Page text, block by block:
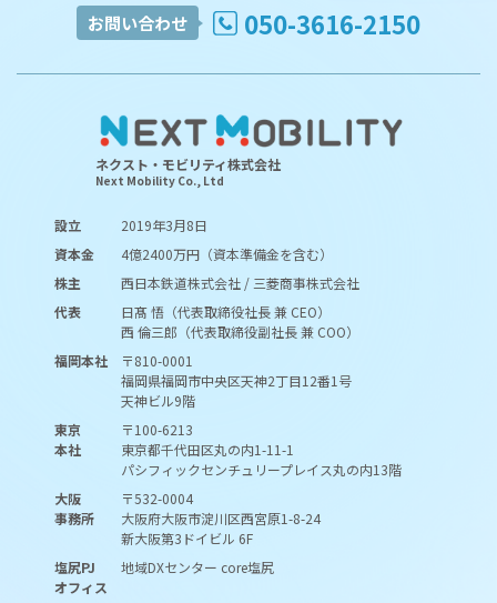
お問い合わせ 050-3616-2150
ネクスト・モビリティ株式会社
Next Mobility Co., Ltd
設立
2019年3月8日
資本金
4億2400万円（資本準備金を含む）
株主
西日本鉄道株式会社 / 三菱商事株式会社
代表
日髙 悟（代表取締役社長 兼 CEO）
西 倫三郎（代表取締役副社長 兼 COO）
福岡本社
〒810-0001
福岡県福岡市中央区天神2丁目12番1号
天神ビル9階
東京
本社
〒100-6213
東京都千代田区丸の内1-11-1
パシフィックセンチュリープレイス丸の内13階
大阪
事務所
〒532-0004
大阪府大阪市淀川区西宮原1-8-24
新大阪第3ドイビル 6F
塩尻PJ
オフィス
地域DXセンター core塩尻